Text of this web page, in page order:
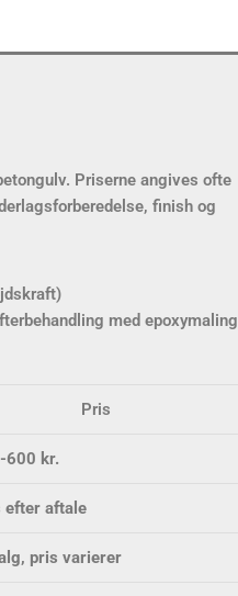
Priserne angives ofte
finish og
med epoxymaling
Pris
600 kr.
efter aftale
pris varierer